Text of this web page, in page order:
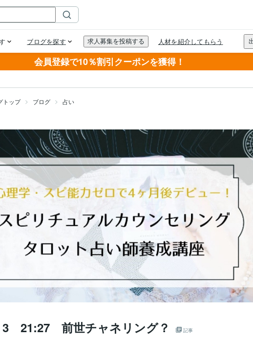
会員登録で10％割引クーポンを獲得！
トップ ブログ 占い
3 21:27 前世チャネリング？ 記事